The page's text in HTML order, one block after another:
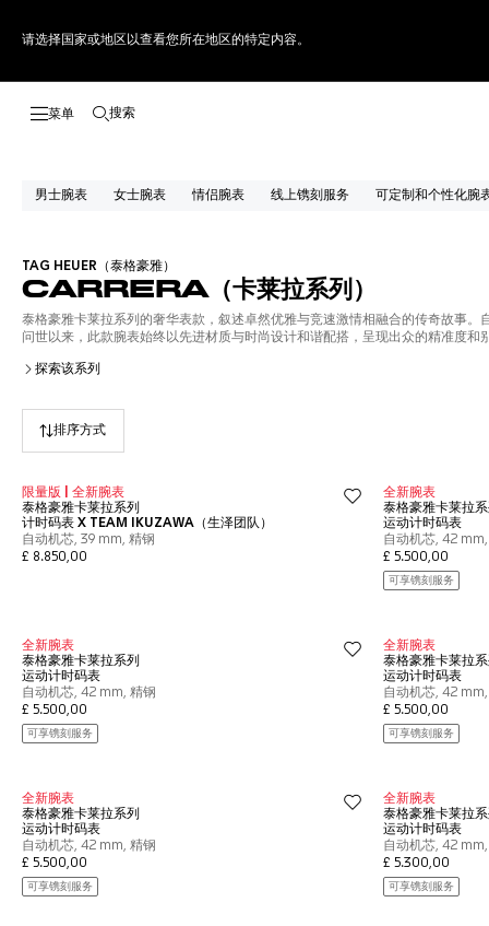
请选择国家或地区以查看您所在地区的特定内容。
打开搜索
搜索